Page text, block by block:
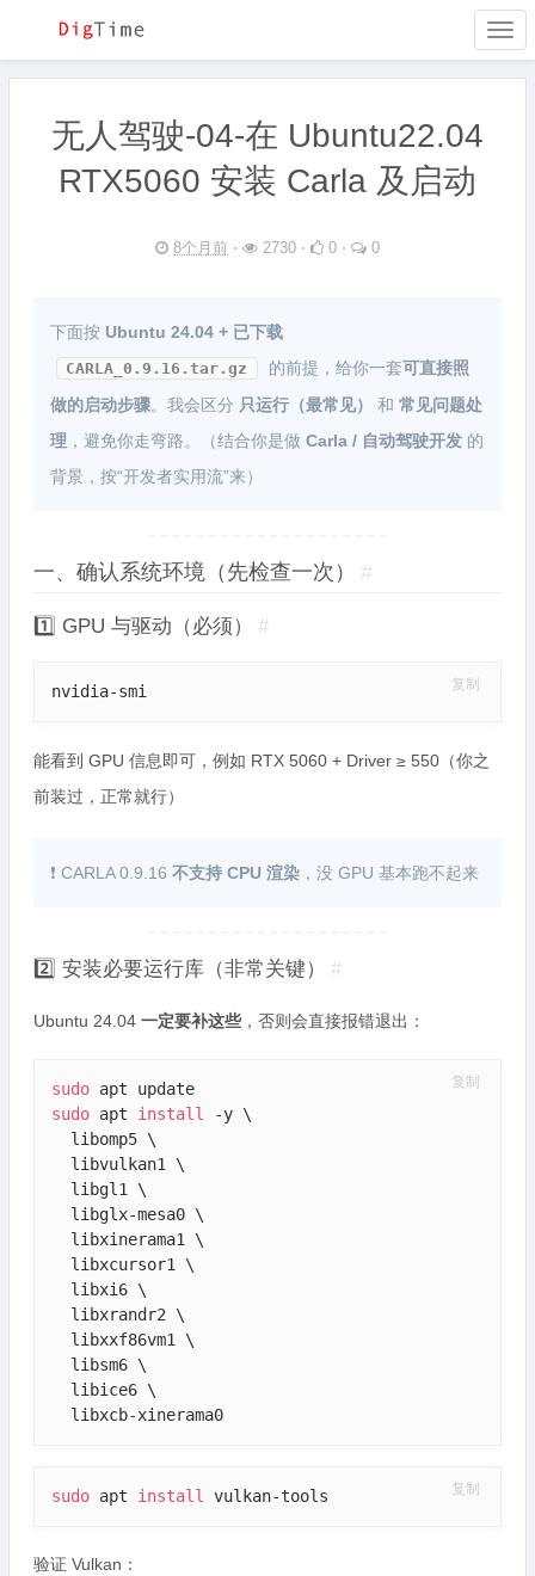
无人驾驶-04-在 Ubuntu22.04
RTX5060 安装 Carla 及启动
8个月前 ⋅ 2730 ⋅ 0 ⋅ 0
下面按 Ubuntu 24.04 + 已下载
CARLA_0.9.16.tar.gz 的前提，给你一套可直接照
做的启动步骤。我会区分 只运行（最常见） 和 常见问题处
理 ，避免你走弯路。（结合你是做 Carla / 自动驾驶开发 的
背景，按“开发者实用流”来）
一、确认系统环境（先检查一次） #
1️⃣ GPU 与驱动（必须） #
nvidia-smi 复制
能看到 GPU 信息即可，例如 RTX 5060 + Driver ≥ 550（你之
前装过，正常就行）
❗ CARLA 0.9.16 不支持 CPU 渲染 ，没 GPU 基本跑不起来
2️⃣ 安装必要运行库（非常关键） #
Ubuntu 24.04 一定要补这些，否则会直接报错退出：
sudo
sudo apt install
-y \
  libomp5 \
  libvulkan1 \
  libgl1 \
  libglx-mesa0 \
  libxinerama1 \
  libxcursor1 \
  libxi6 \
  libxrandr2 \
  libxxf86vm1 \
  libsm6 \
  libice6 \
  libxcb-xinerama0
复制
sudo apt install vulkan-tools 复制
验证 Vulkan：